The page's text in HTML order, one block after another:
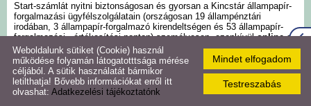
Naptár
Virtuális túra
Galéria
Start-számlát nyitni biztonságosan és gyorsan a Kincstár állampapír-
forgalmazási ügyfélszolgálatain (országosan 19 állampénztári
irodában, 3 állampapír-forgalmazó kirendeltségen és 53 állampapír-
forgalmazási, -értékesítési ponton) személyesen, ezenkívülonline az
Ügyfélkapun, awww.magyarorszag.hu
oldalon is lehet.
Az ügyfélszolgálatok részletes listája itt érhető el:
http://www.allamkincstar.gov.hu/hu/ugyfelszolgalatok/
Start-számla nyitásával március 31-ig
Mindet elfogadom
Testreszabás
Weboldalunk sütiket (Cookie) használ
működése folyamán látogatotttsága mérése
céljából. A sütik használatát bármikor
letilthatja! Bővebb információkat erről itt
olvashat: Adatkezelési tájékoztatónk